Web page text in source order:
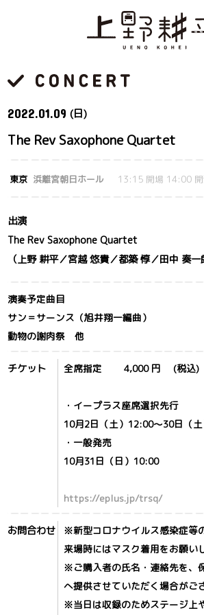
2022.01.09 (日)
The Rev Saxophone Quartet
東京 浜離宮朝日ホール 13:15 開場 14:00
出演
The Rev Saxophone Quartet
（上野 耕平／宮越 悠貴／都築 惇／田中 奏一
演奏予定曲目
サン＝サーンス（旭井翔一編曲）
動物の謝肉祭 他
チケット 全席指定 4,000 円 (税込)
・イープラス座席選択先行
10月2日（土）12:00～30日（
・一般発売
10月31日（日）10:00
https://eplus.jp/trsq/
お問合わせ
※新型コロナウイルス感染症等
来場時にはマスク着用をお願い
※ご購入者の氏名・連絡先を、
へ提供させていただく場合がご
※当日は収録のためステージ上